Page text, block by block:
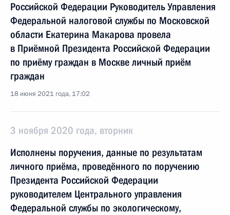
Российской Федерации Руководитель Управления
Федеральной налоговой службы по Московской
области Екатерина Макарова провела
в Приёмной Президента Российской Федерации
по приёму граждан в Москве личный приём
граждан
18 июня 2021 года, 17:02
3 ноября 2020 года, вторник
Исполнены поручения, данные по результатам
личного приёма, проведённого по поручению
Президента Российской Федерации
руководителем Центрального управления
Федеральной службы по экологическому,